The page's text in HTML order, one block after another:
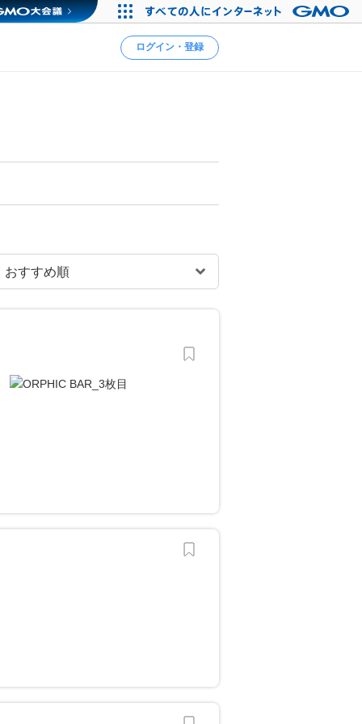
ログイン・登録